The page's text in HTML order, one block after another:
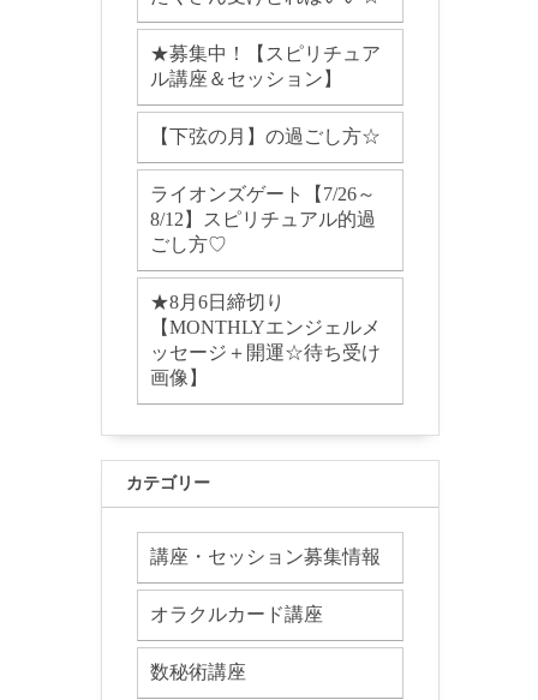
★募集中！【スピリチュア
ル講座＆セッション】
【下弦の月】の過ごし方☆
ライオンズゲート【7/26～
8/12】スピリチュアル的過
ごし方♡
★8月6日締切り
【MONTHLYエンジェルメ
ッセージ＋開運☆待ち受け
画像】
カテゴリー
講座・セッション募集情報
オラクルカード講座
数秘術講座